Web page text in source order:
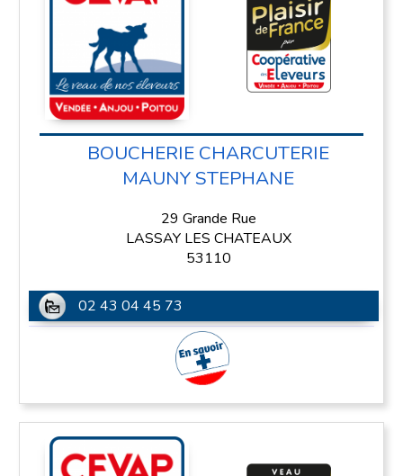
BOUCHERIE CHARCUTERIE
MAUNY STEPHANE
29 Grande Rue
LASSAY LES CHATEAUX
53110
02 43 04 45 73